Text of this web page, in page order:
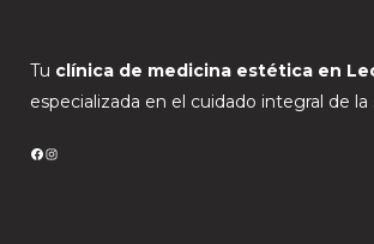
Tu clínica de medicina estética en
especializada en el cuidado integral de la
FACEBOOK
INSTAGRAM